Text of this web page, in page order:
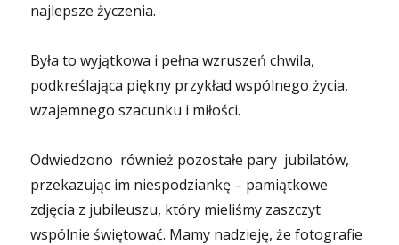
najlepsze życzenia.
Była to wyjątkowa i pełna wzruszeń chwila,
podkreślająca piękny przykład wspólnego życia,
wzajemnego szacunku i miłości.
Odwiedzono również pozostałe pary jubilatów,
przekazując im niespodziankę – pamiątkowe
zdjęcia z jubileuszu, który mieliśmy zaszczyt
wspólnie świętować. Mamy nadzieję, że fotografie